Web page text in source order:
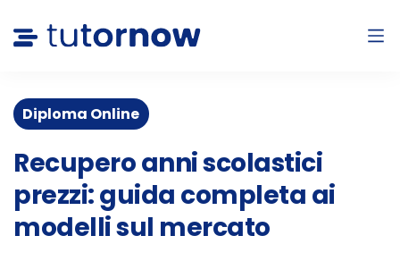
Diploma Online
Recupero anni scolastici
prezzi: guida completa ai
modelli sul mercato